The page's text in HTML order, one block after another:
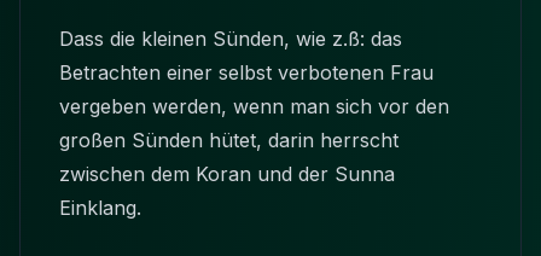
Dass die kleinen Sünden, wie z.ß: das
Betrachten einer selbst verbotenen Frau
vergeben werden, wenn man sich vor den
großen Sünden hütet, darin herrscht
zwischen dem Koran und der Sunna
Einklang.